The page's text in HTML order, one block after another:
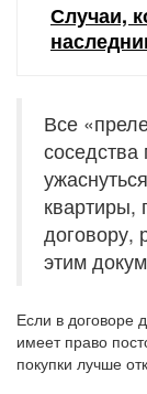
Случаи,
Все
квартиры,
договору,
этим
Если в договоре
имеет право
покупки лучше